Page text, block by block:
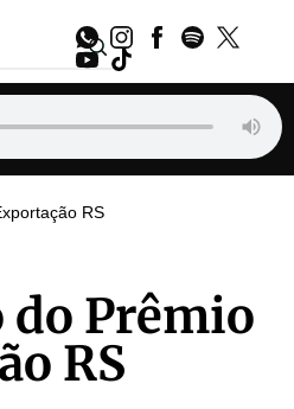
RS
do Prêmio
RS